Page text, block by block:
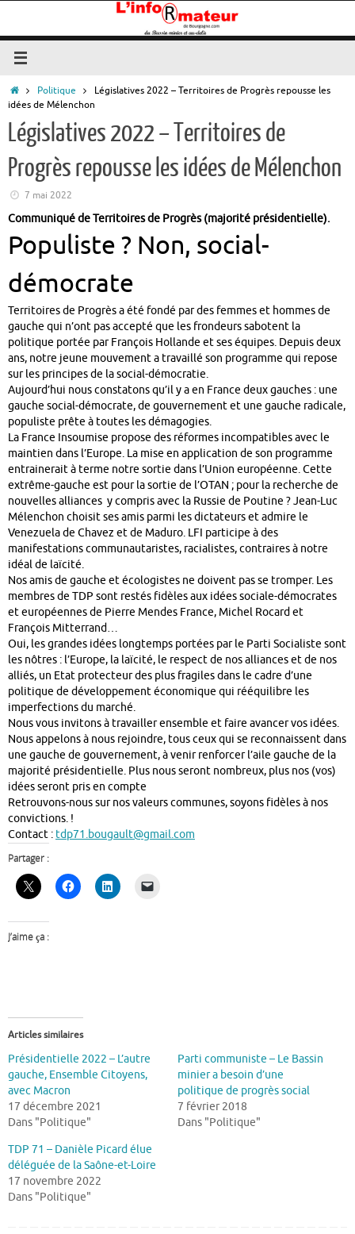
contenu
AccueilPolitique
Législatives 2022 – Territoires de Progrès repousse les
idées de Mélenchon
Législatives 2022 – Territoires de
Progrès repousse les idées de Mélenchon
7 mai 2022
Communiqué de Territoires de Progrès (majorité présidentielle).
Populiste ? Non, social-
démocrate
Territoires de Progrès a été fondé par des femmes et hommes de
gauche qui n’ont pas accepté que les frondeurs sabotent la
politique portée par François Hollande et ses équipes. Depuis deux
ans, notre jeune mouvement a travaillé son programme qui repose
sur les principes de la social-démocratie.
Aujourd’hui nous constatons qu’il y a en France deux gauches : une
gauche social-démocrate, de gouvernement et une gauche radicale,
populiste prête à toutes les démagogies.
La France Insoumise propose des réformes incompatibles avec le
maintien dans l’Europe. La mise en application de son programme
entrainerait à terme notre sortie dans l’Union européenne. Cette
extrême-gauche est pour la sortie de l’OTAN ; pour la recherche de
nouvelles alliances y compris avec la Russie de Poutine ? Jean-Luc
Mélenchon choisit ses amis parmi les dictateurs et admire le
Venezuela de Chavez et de Maduro. LFI participe à des
manifestations communautaristes, racialistes, contraires à notre
idéal de laïcité.
Nos amis de gauche et écologistes ne doivent pas se tromper. Les
membres de TDP sont restés fidèles aux idées sociale-démocrates
et européennes de Pierre Mendes France, Michel Rocard et
François Mitterrand…
Oui, les grandes idées longtemps portées par le Parti Socialiste sont
les nôtres : l’Europe, la laïcité, le respect de nos alliances et de nos
alliés, un Etat protecteur des plus fragiles dans le cadre d’une
politique de développement économique qui rééquilibre les
imperfections du marché.
Nous vous invitons à travailler ensemble et faire avancer vos idées.
Nous appelons à nous rejoindre, tous ceux qui se reconnaissent dans
une gauche de gouvernement, à venir renforcer l’aile gauche de la
majorité présidentielle. Plus nous seront nombreux, plus nos (vos)
idées seront pris en compte
Retrouvons-nous sur nos valeurs communes, soyons fidèles à nos
convictions. !
Contact : tdp71.bougault@gmail.com
Partager :
J’aime ça :
Articles similaires
Présidentielle 2022 – L’autre
gauche, Ensemble Citoyens,
avec Macron
17 décembre 2021
Dans "Politique"
Parti communiste – Le Bassin
minier a besoin d’une
politique de progrès social
7 février 2018
Dans "Politique"
TDP 71 – Danièle Picard élue
déléguée de la Saône-et-Loire
17 novembre 2022
Dans "Politique"